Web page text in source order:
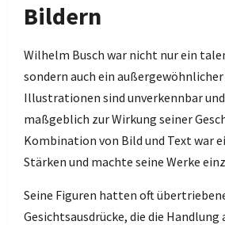
Bildern
Wilhelm Busch war nicht nur ein
sondern auch ein außergewöhnlicher
Illustrationen sind unverkennbar
maßgeblich zur Wirkung seiner
Kombination von Bild und Text war
Stärken und machte seine Werke
Seine Figuren hatten oft
Gesichtsausdrücke, die die